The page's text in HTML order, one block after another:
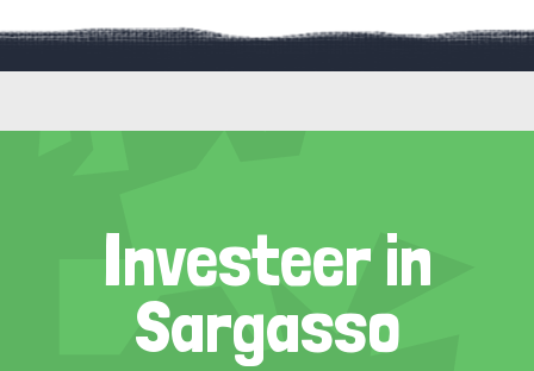
Investeer in
Sargasso